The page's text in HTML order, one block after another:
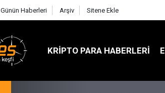
Günün Haberleri Arşiv Sitene Ekle
KRIPTO PARA HABERLERI